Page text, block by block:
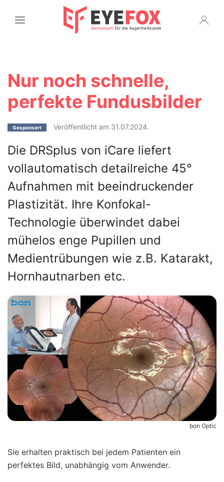
Nur noch schnelle,
perfekte Fundusbilder
Gesponsert Veröffentlicht am 31.07.2024.
Die DRSplus von iCare liefert
vollautomatisch detailreiche 45°
Aufnahmen mit beeindruckender
Plastizität. Ihre Konfokal-
Technologie überwindet dabei
mühelos enge Pupillen und
Medientrübungen wie z.B. Katarakt,
Hornhautnarben etc.
bon Optic
Sie erhalten praktisch bei jedem Patienten ein
perfektes Bild, unabhängig vom Anwender.